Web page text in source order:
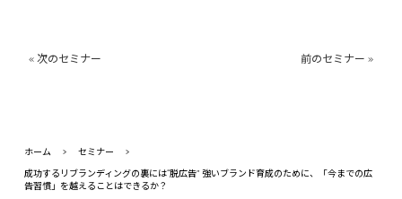
ホーム > セミナー
>
成功するリブランディングの裏には“脱広告” 強いブランド育成のために、「今までの広
告習慣」を越えることはできるか？
« 次のセミナー 前のセミナー »